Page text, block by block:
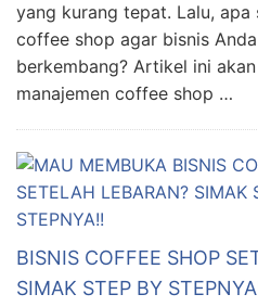
yang kurang tepat. Lalu, apa
coffee shop agar bisnis
berkembang? Artikel ini
manajemen coffee shop …
BISNIS COFFEE SHOP
SIMAK STEP BY